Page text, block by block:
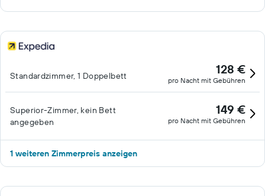
Standardzimmer, 1 Doppelbett 128 €
pro Nacht mit Gebühren
Superior-Zimmer, kein Bett
angegeben
149 €
pro Nacht mit Gebühren
1 weiteren Zimmerpreis anzeigen